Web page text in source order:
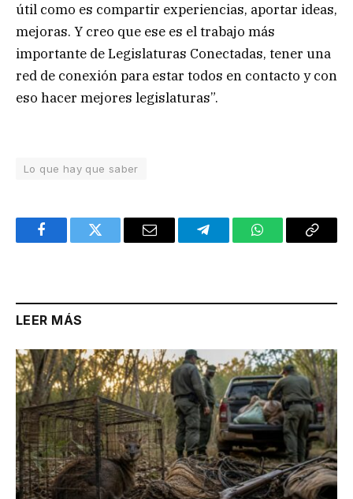
útil como es compartir experiencias, aportar ideas,
mejoras. Y creo que ese es el trabajo más
importante de Legislaturas Conectadas, tener una
red de conexión para estar todos en contacto y con
eso hacer mejores legislaturas”.
Lo que hay que saber
FacebookTwitter Email TelegramWhatsAppCopy
LEER MÁS